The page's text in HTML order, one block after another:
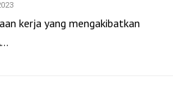
kerja yang mengakibatkan